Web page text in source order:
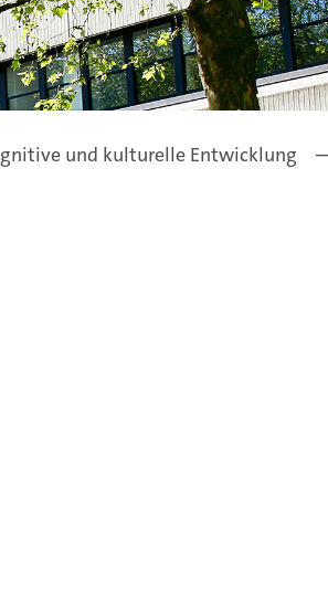
und kulturelle Entwicklung